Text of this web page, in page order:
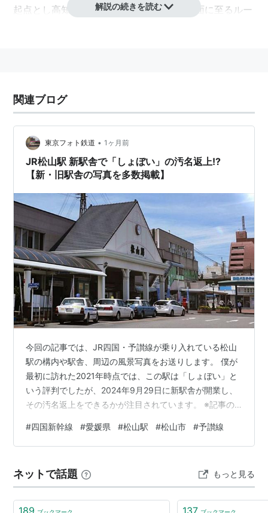
起点とし高知県高知市及び愛媛県松山市方面に至るルー
解説の続きを読む
関連ブログ
東京フォト鉄道 • 1ヶ月前
JR松山駅 新駅舎で「しょぼい」の汚名返上!?
【新・旧駅舎の写真を多数掲載】
今回の記事では、JR四国・予讃線が乗り入れている松山
駅の構内や駅舎、周辺の風景写真をお送りします。 僕が
最初に訪れた2021年時点では、この駅は「しょぼい」と
いう評判でしたが、2024年9月29日に新駅舎が開業し、
その汚名返上をできるかが注目されています。 ※記事の
（しょぼい？） 旧・松山駅の写真（2021年撮影） 東側
（表玄関） 改札口 ホーム 新駅舎が2024年9月29日にオ
る予定の旧駅舎 新駅舎東側 新駅舎の構内 新駅舎西側 出
口案内 東口 西口 関連記事 伊予鉄道松山市…
#四国新幹線 #愛媛県 #松山駅 #松山市 #予讃線
ネットで話題 もっと見る
189 137